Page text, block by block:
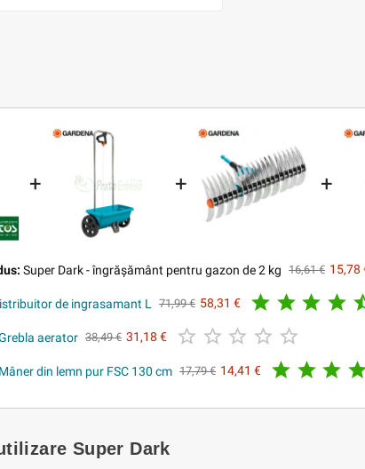
+ + +
Super Dark - îngrășământ pentru gazon de 2 kg 16,61 € 15,78
de ingrasamant L 71,99 € 58,31 €    
aerator 38,49 € 31,18 €     
din lemn pur FSC 130 cm 17,79 € 14,41 €   
Super Dark